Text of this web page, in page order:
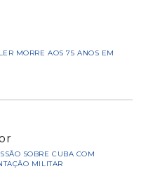
MORRE AOS 75 ANOS EM
SOBRE CUBA COM
MILITAR